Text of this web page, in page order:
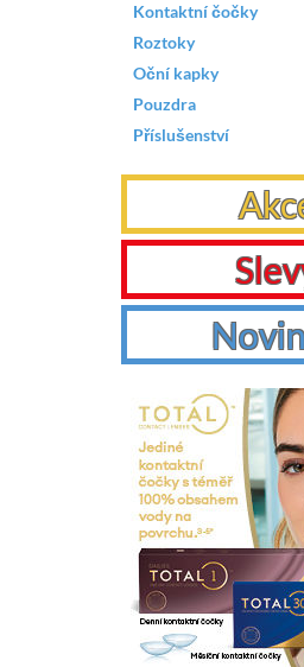
Kontaktní čočky
Roztoky
Oční kapky
Pouzdra
Příslušenství